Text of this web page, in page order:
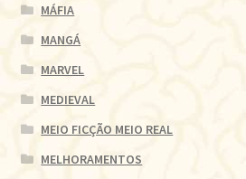
MÁFIA
MANGÁ
MARVEL
MEDIEVAL
MEIO FICÇÃO MEIO REAL
MELHORAMENTOS